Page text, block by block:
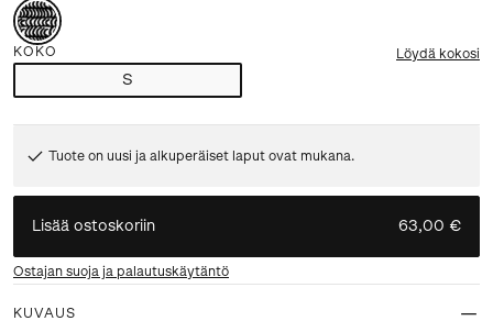
KOKO Löydä kokosi
S
Tuote on uusi ja alkuperäiset laput ovat mukana.
Lisää ostoskoriin 63,00 €
Ostajan suoja ja palautuskäytäntö
KUVAUS